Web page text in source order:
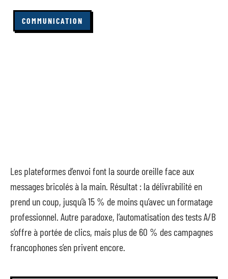
COMMUNICATION
Les plateformes d’envoi font la sourde oreille face aux
messages bricolés à la main. Résultat : la délivrabilité en
prend un coup, jusqu’à 15 % de moins qu’avec un formatage
professionnel. Autre paradoxe, l’automatisation des tests A/B
s’offre à portée de clics, mais plus de 60 % des campagnes
francophones s’en privent encore.